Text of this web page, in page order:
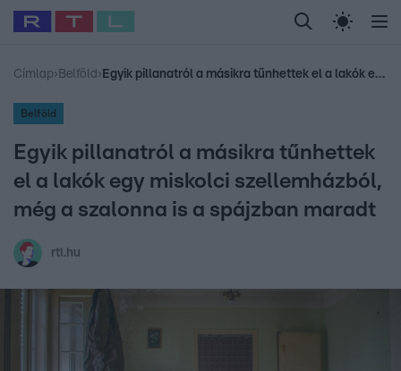
Legfrissebb RTL Híradó Randi Celeb vagyok,
Babits Marcella Most Wanted Gallusz
Címlap› Belföld › Egyik pillanatról a másikra tűnhettek el a lakók egy miskolci szellemházból, még a szalonna is a spájzban maradt
Belföld
Egyik pillanatról a másikra tűnhettek
el a lakók egy miskolci szellemházból,
még a szalonna is a spájzban maradt
rtl.hu